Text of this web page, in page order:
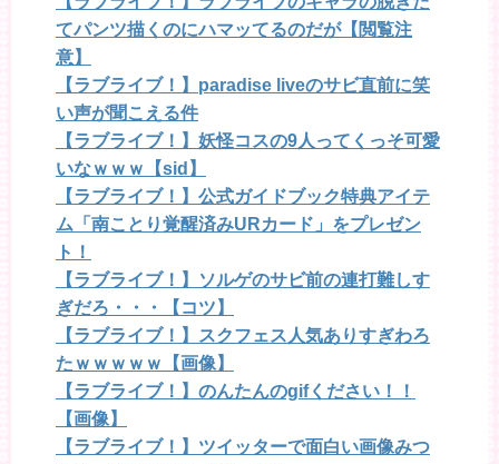
てパンツ描くのにハマッてるのだが【閲覧注
意】
【ラブライブ！】paradise liveのサビ直前に笑
い声が聞こえる件
【ラブライブ！】妖怪コスの9人ってくっそ可愛
いなｗｗｗ【sid】
【ラブライブ！】公式ガイドブック特典アイテ
ム「南ことり覚醒済みURカード」をプレゼン
ト！
【ラブライブ！】ソルゲのサビ前の連打難しす
ぎだろ・・・【コツ】
【ラブライブ！】スクフェス人気ありすぎわろ
たｗｗｗｗｗ【画像】
【ラブライブ！】のんたんのgifください！！
【画像】
【ラブライブ！】ツイッターで面白い画像みつ